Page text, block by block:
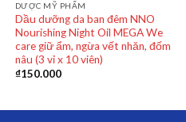
DƯỢC MỸ PHẨM
Dầu dưỡng da ban đêm NNO
Nourishing Night Oil MEGA We
care giữ ẩm, ngừa vết nhăn, đốm
nâu (3 vỉ x 10 viên)
₫150.000